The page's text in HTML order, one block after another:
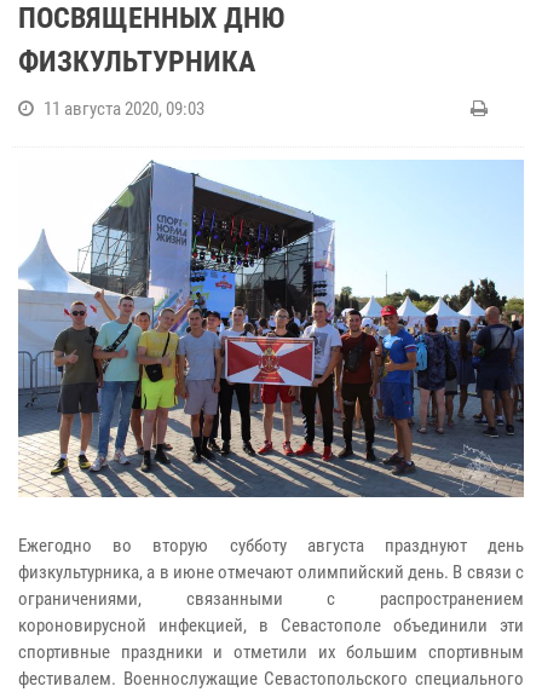
ПОСВЯЩЕННЫХ ДНЮ
ФИЗКУЛЬТУРНИКА
11 августа 2020, 09:03
Ежегодно во вторую субботу августа празднуют день
физкультурника, а в июне отмечают олимпийский день. В связи с
ограничениями, связанными с распространением
короновирусной инфекцией, в Севастополе объединили эти
спортивные праздники и отметили их большим спортивным
фестивалем. Военнослужащие Севастопольского специального